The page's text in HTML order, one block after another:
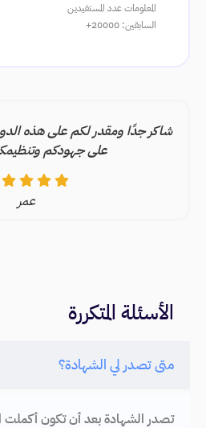
المعلومات عدد المستفيدين
السابقين: 20000+
شاكر جدًا ومقدر لكم على هذه
على جهودكم
عمر
الأسئلة المتكررة
متى تصدر لي الشهادة؟